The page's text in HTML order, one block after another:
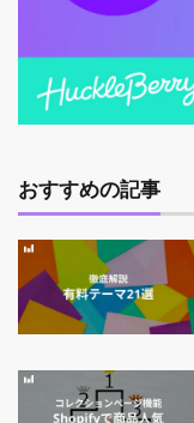
おすすめの記事